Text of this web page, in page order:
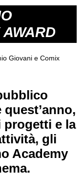
Giovani e Comix
quest’anno,
e la
gli
Academy